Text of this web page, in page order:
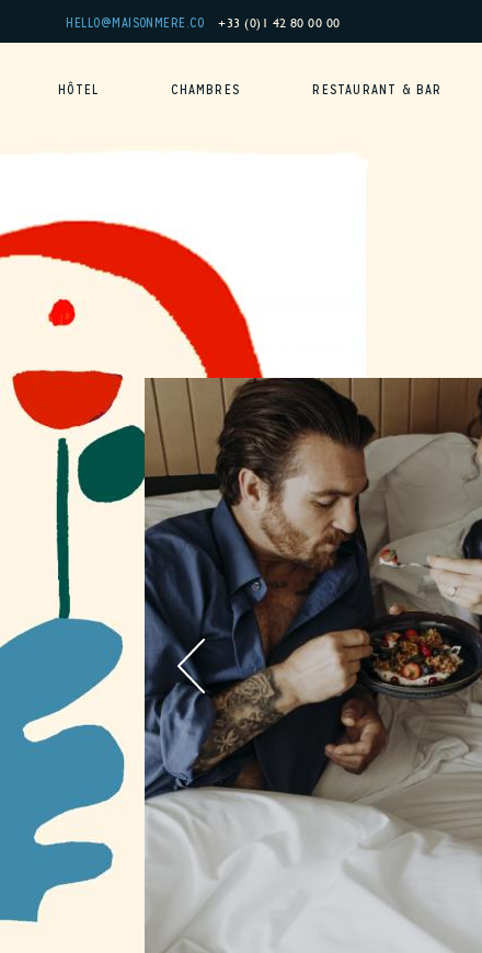
HELLO@MAISONMERE.CO +33 (0)1 42 80 00 00
HÔTEL CHAMBRES RESTAURANT & BAR